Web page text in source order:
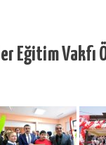
Eğitim Vakfı